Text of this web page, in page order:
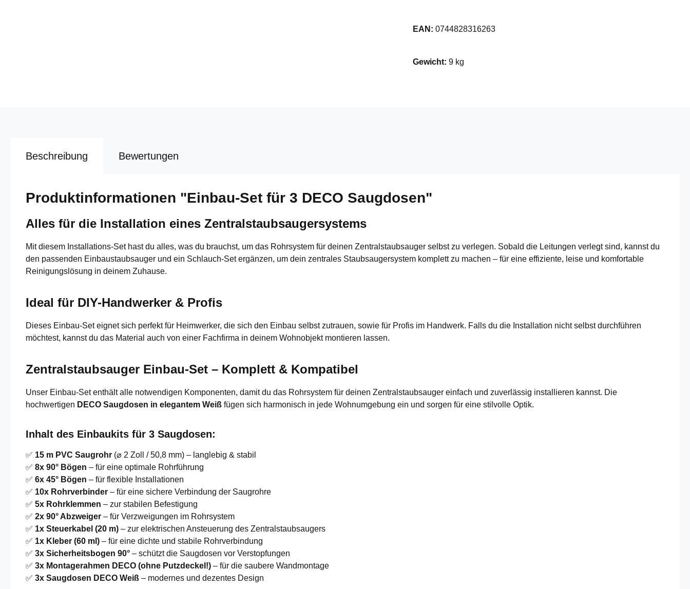
EAN: 0744828316263
Gewicht: 9 kg
Beschreibung Bewertungen
Produktinformationen "Einbau-Set für 3 DECO Saugdosen"
Alles für die Installation eines Zentralstaubsaugersystems
Mit diesem Installations-Set hast du alles, was du brauchst, um das Rohrsystem für deinen Zentralstaubsauger selbst zu verlegen. Sobald die Leitungen verlegt sind, kannst du
den passenden Einbaustaubsauger und ein Schlauch-Set ergänzen, um dein zentrales Staubsaugersystem komplett zu machen – für eine effiziente, leise und komfortable
Reinigungslösung in deinem Zuhause.
Ideal für DIY-Handwerker & Profis
Dieses Einbau-Set eignet sich perfekt für Heimwerker, die sich den Einbau selbst zutrauen, sowie für Profis im Handwerk. Falls du die Installation nicht selbst durchführen
möchtest, kannst du das Material auch von einer Fachfirma in deinem Wohnobjekt montieren lassen.
Zentralstaubsauger Einbau-Set – Komplett & Kompatibel
Unser Einbau-Set enthält alle notwendigen Komponenten, damit du das Rohrsystem für deinen Zentralstaubsauger einfach und zuverlässig installieren kannst. Die
hochwertigen DECO Saugdosen in elegantem Weiß fügen sich harmonisch in jede Wohnumgebung ein und sorgen für eine stilvolle Optik.
Inhalt des Einbaukits für 3 Saugdosen:
✅ 15 m PVC Saugrohr (⌀ 2 Zoll / 50,8 mm) – langlebig & stabil
✅ 8x 90° Bögen – für eine optimale Rohrführung
✅ 6x 45° Bögen – für flexible Installationen
✅ 10x Rohrverbinder – für eine sichere Verbindung der Saugrohre
✅ 5x Rohrklemmen – zur stabilen Befestigung
✅ 2x 90° Abzweiger – für Verzweigungen im Rohrsystem
✅ 1x Steuerkabel (20 m) – zur elektrischen Ansteuerung des Zentralstaubsaugers
✅ 1x Kleber (60 ml) – für eine dichte und stabile Rohrverbindung
✅ 3x Sicherheitsbogen 90° – schützt die Saugdosen vor Verstopfungen
✅ 3x Montagerahmen DECO (ohne Putzdeckel!) – für die saubere Wandmontage
✅ 3x Saugdosen DECO Weiß – modernes und dezentes Design